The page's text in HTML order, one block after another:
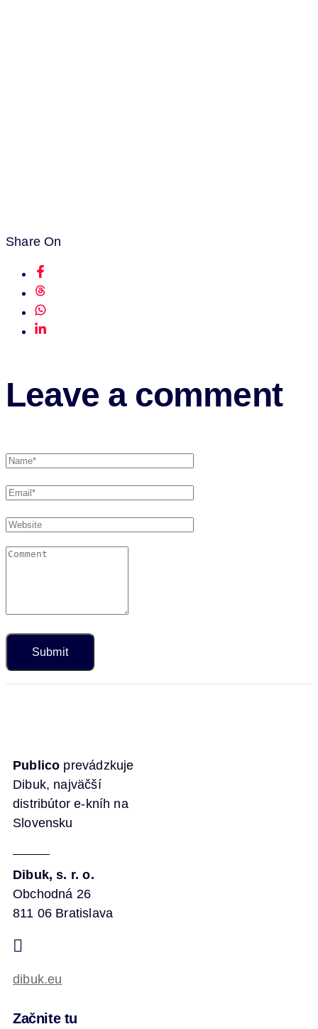
Share On
Leave a comment
Publico prevádzkuje
Dibuk, najväčší
distribútor e-kníh na
Slovensku
Dibuk, s. r. o.
Obchodná 26
811 06 Bratislava
dibuk.eu
Začnite tu